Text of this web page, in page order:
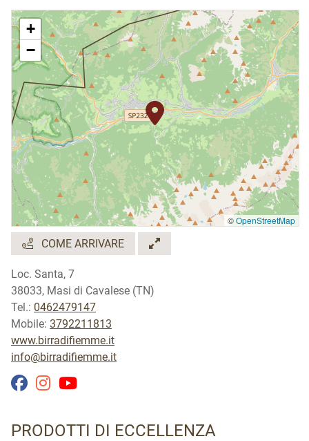
Venditadi prodotti di produzione propria
Possibilità divisite guidate e degustazioni:La Birra
di Fiemme dai campi al boccale.
Su prenotazione il lunedì, mercoledì e venerdì dalle
ore 17.00
Periodo di apertura: tutto l'anno
Orari di apertura:
Agriturismo
: dal lunedì alla domenica, dalle 10.00
alle 20.00
Spaccio:dal lunedì alla domenica, 9.00 - 12.00 /
15.00 - 18.00
+
−
©OpenStreetMap
COME ARRIVARE
Loc. Santa, 7
38033, Masi di Cavalese (TN)
Tel.: 0462479147
Mobile: 3792211813
www.birradifiemme.it
info@birradifiemme.it
PRODOTTI DI ECCELLENZA